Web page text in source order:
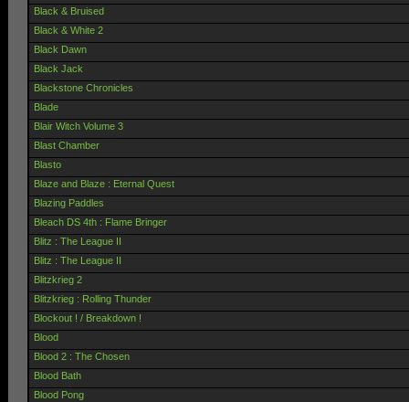
Black & Bruised
Black & White 2
Black Dawn
Black Jack
Blackstone Chronicles
Blade
Blair Witch Volume 3
Blast Chamber
Blasto
Blaze and Blaze : Eternal Quest
Blazing Paddles
Bleach DS 4th : Flame Bringer
Blitz : The League II
Blitz : The League II
Blitzkrieg 2
Blitzkrieg : Rolling Thunder
Blockout ! / Breakdown !
Blood
Blood 2 : The Chosen
Blood Bath
Blood Pong